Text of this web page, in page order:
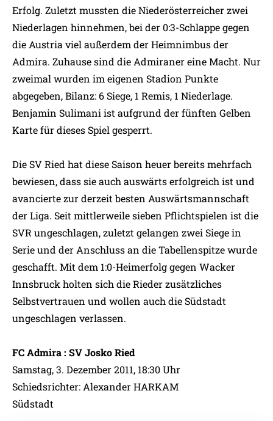
Erfolg. Zuletzt mussten die Niederösterreicher zwei
Niederlagen hinnehmen, bei der 0:3-Schlappe gegen
die Austria viel außerdem der Heimnimbus der
Admira. Zuhause sind die Admiraner eine Macht. Nur
zweimal wurden im eigenen Stadion Punkte
abgegeben, Bilanz: 6 Siege, 1 Remis, 1 Niederlage.
Benjamin Sulimani ist aufgrund der fünften Gelben
Karte für dieses Spiel gesperrt.
Die SV Ried hat diese Saison heuer bereits mehrfach
bewiesen, dass sie auch auswärts erfolgreich ist und
avancierte zur derzeit besten Auswärtsmannschaft
der Liga. Seit mittlerweile sieben Pflichtspielen ist die
SVR ungeschlagen, zuletzt gelangen zwei Siege in
Serie und der Anschluss an die Tabellenspitze wurde
geschafft. Mit dem 1:0-Heimerfolg gegen Wacker
Innsbruck holten sich die Rieder zusätzliches
Selbstvertrauen und wollen auch die Südstadt
ungeschlagen verlassen.
FC Admira : SV Josko Ried
Samstag, 3. Dezember 2011, 18:30 Uhr
Schiedsrichter: Alexander HARKAM
Südstadt